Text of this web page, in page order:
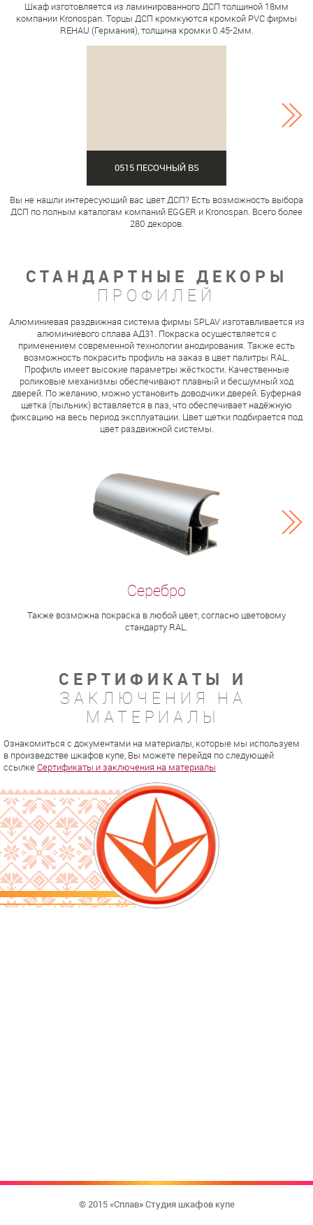
Шкаф изготовляется из ламинированного ДСП толщиной 18мм
компании Kronospan. Торцы ДСП кромкуются кромкой PVC фирмы
REHAU (Германия), толщина кромки 0.45-2мм.
0515 ПЕСОЧНЫЙ BS
Вы не нашли интересующий вас цвет ДСП? Есть возможность выбора
ДСП по полным каталогам компаний EGGER и Kronospan. Всего более
280 декоров.
СТАНДАРТНЫЕ ДЕКОРЫ
ПРОФИЛЕЙ
Алюминиевая раздвижная система фирмы SPLAV изготавливается из
алюминиевого сплава АД31. Покраска осуществляется с
применением современной технологии анодирования. Также есть
возможность покрасить профиль на заказ в цвет палитры RAL.
Профиль имеет высокие параметры жёсткости. Качественные
роликовые механизмы обеспечивают плавный и бесшумный ход
дверей. По желанию, можно установить доводчики дверей. Буферная
щетка (пыльник) вставляется в паз, что обеспечивает надёжную
фиксацию на весь период эксплуатации. Цвет щетки подбирается под
цвет раздвижной системы.
Также возможна покраска в любой цвет, согласно цветовому
стандарту RAL.
СЕРТИФИКАТЫ И
ЗАКЛЮЧЕНИЯ НА
МАТЕРИАЛЫ
Ознакомиться с документами на материалы, которые мы используем
в произведстве шкафов купе, Вы можете перейдя по следующей
ссылкеСертификаты и заключения на материалы
© 2015 «Сплав» Студия шкафов купе